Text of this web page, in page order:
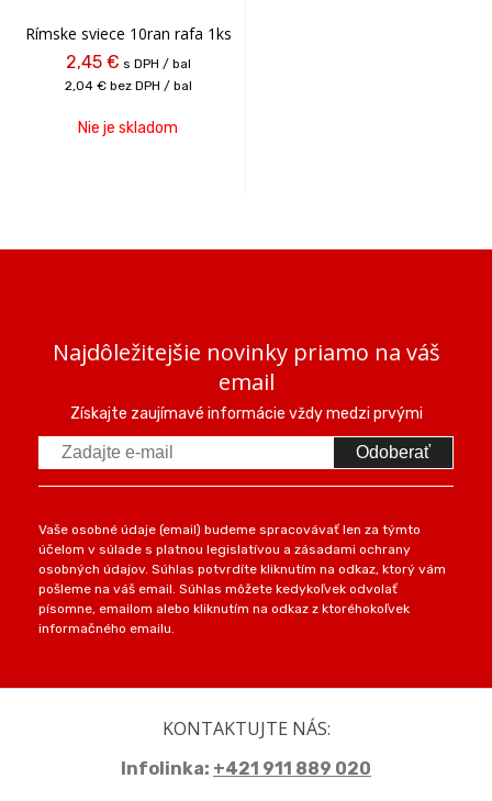
Rímske sviece 10ran rafa 1ks
2,45 € s DPH / bal
2,04 € bez DPH / bal
Nie je skladom
Najdôležitejšie novinky priamo na váš
email
Získajte zaujímavé informácie vždy medzi prvými
Odoberať
Vaše osobné údaje (email) budeme spracovávať len za týmto
účelom v súlade s platnou legislatívou a zásadami ochrany
osobných údajov. Súhlas potvrdíte kliknutím na odkaz, ktorý vám
pošleme na váš email. Súhlas môžete kedykoľvek odvolať
písomne, emailom alebo kliknutím na odkaz z ktoréhokoľvek
informačného emailu.
KONTAKTUJTE NÁS:
Infolinka: +421 911 889 020